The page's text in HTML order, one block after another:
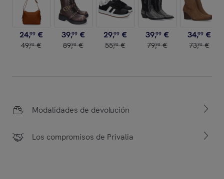
24,99 €
49,98 €
39,99 €
89,98 €
29,99 €
55,98 €
39,99 €
79,98 €
34,99 €
73,98 €
Modalidades de devolución
Los compromisos de Privalia